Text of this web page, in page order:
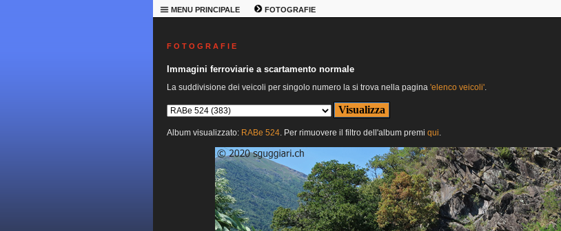
MENU PRINCIPALE FOTOGRAFIE
F O T O G R A F I E
Immagini ferroviarie a scartamento normale
La suddivisione dei veicoli per singolo numero la si trova nella pagina 'elenco veicoli'.
Album visualizzato: RABe 524. Per rimuovere il filtro dell'album premi qui.